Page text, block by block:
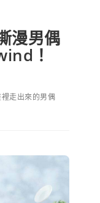
漫男偶
！
走出來的男偶